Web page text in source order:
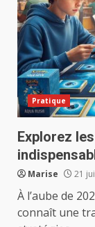
Pratique
Explorez
Marise 21
À l’aube de
connaît une